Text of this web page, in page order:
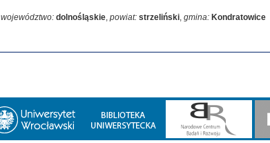
województwo: dolnośląskie, powiat: strzeliński, gmina: Kondratowice